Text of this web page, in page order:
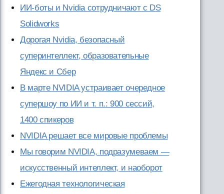
ИИ-боты и Nvidia сотрудничают с DS
Solidworks
Дорогая Nvidia, безопасный
суперинтеллект, образовательные
Яндекс и Сбер
В марте NVIDIA устраивает очередное
супершоу по ИИ и т. п.: 900 сессий,
1400 спикеров
NVIDIA решает все мировые проблемы
Мы говорим NVIDIA, подразумеваем —
искусственный интеллект, и наоборот
Ежегодная технологическая